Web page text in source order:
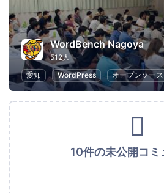
WordBench Nagoya
512人
愛知
WordPress オープンソース
10件の未公開コミ